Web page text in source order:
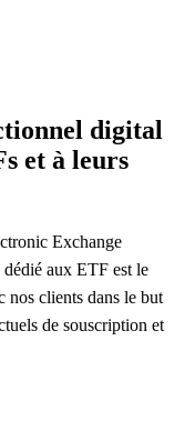
digital
et à leurs
Exchange
aux ETF est le
nos clients dans le but
de souscription et